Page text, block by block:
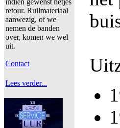
indien gewenst netjes
retour. Ruilmateriaal
aanwezig, of we
nemen de banden
over, komen we wel
uit.
Contact
Lees verder...